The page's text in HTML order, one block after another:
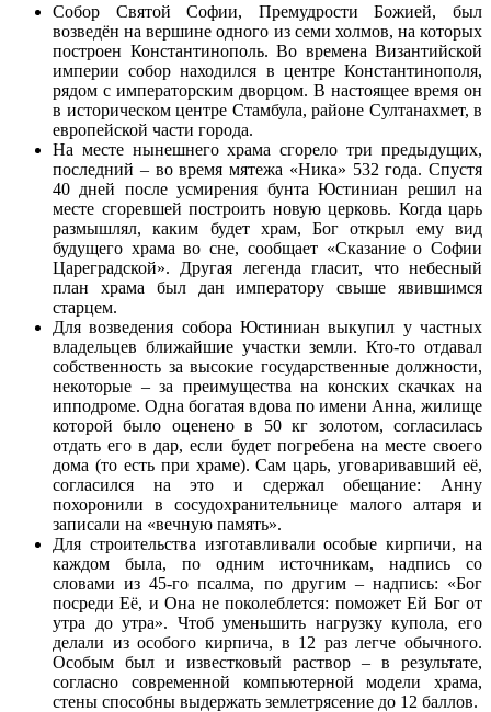
Собор Святой Софии, Премудрости Божией, был
возведён на вершине одного из семи холмов, на которых
построен Константинополь. Во времена Византийской
империи собор находился в центре Константинополя,
рядом с императорским дворцом. В настоящее время он
в историческом центре Стамбула, районе Султанахмет, в
европейской части города.
На месте нынешнего храма сгорело три предыдущих,
последний – во время мятежа «Ника» 532 года. Спустя
40 дней после усмирения бунта Юстиниан решил на
месте сгоревшей построить новую церковь. Когда царь
размышлял, каким будет храм, Бог открыл ему вид
будущего храма во сне, сообщает «Сказание о Софии
Цареградской». Другая легенда гласит, что небесный
план храма был дан императору свыше явившимся
старцем.
Для возведения собора Юстиниан выкупил у частных
владельцев ближайшие участки земли. Кто-то отдавал
собственность за высокие государственные должности,
некоторые – за преимущества на конских скачках на
ипподроме. Одна богатая вдова по имени Анна, жилище
которой было оценено в 50 кг золотом, согласилась
отдать его в дар, если будет погребена на месте своего
дома (то есть при храме). Сам царь, уговаривавший её,
согласился на это и сдержал обещание: Анну
похоронили в сосудохранительнице малого алтаря и
записали на «вечную память».
Для строительства изготавливали особые кирпичи, на
каждом была, по одним источникам, надпись со
словами из 45-го псалма, по другим – надпись: «Бог
посреди Её, и Она не поколеблется: поможет Ей Бог от
утра до утра». Чтоб уменьшить нагрузку купола, его
делали из особого кирпича, в 12 раз легче обычного.
Особым был и известковый раствор – в результате,
согласно современной компьютерной модели храма,
стены способны выдержать землетрясение до 12 баллов.